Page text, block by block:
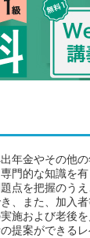
年金やその他
門的な知識を
点を把握のう
、また、加入
施および老後
提案ができるレ